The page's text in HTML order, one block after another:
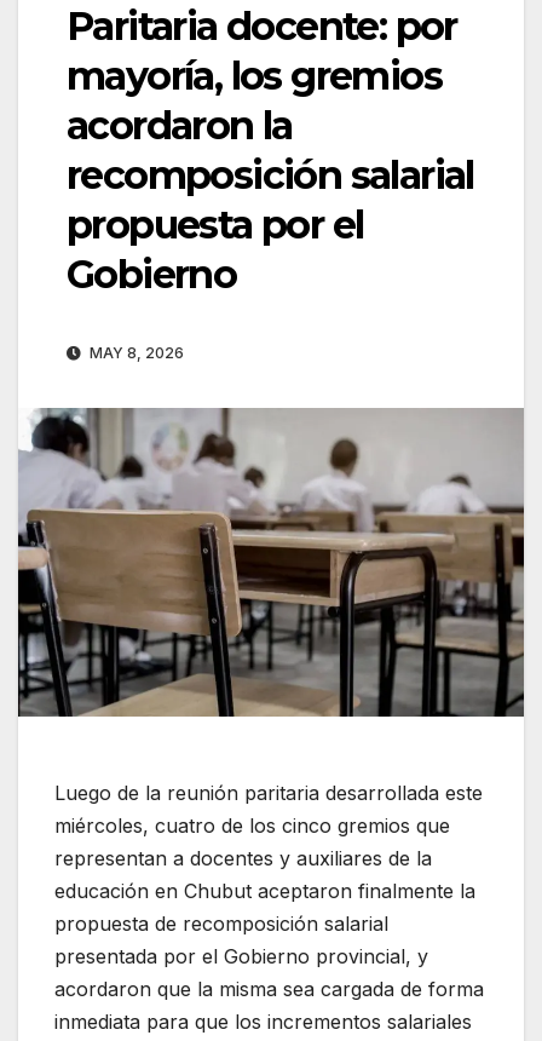
Paritaria docente: por
mayoría, los gremios
acordaron la
recomposición salarial
propuesta por el
Gobierno
MAY 8, 2026
Luego de la reunión paritaria desarrollada este
miércoles, cuatro de los cinco gremios que
representan a docentes y auxiliares de la
educación en Chubut aceptaron finalmente la
propuesta de recomposición salarial
presentada por el Gobierno provincial, y
acordaron que la misma sea cargada de forma
inmediata para que los incrementos salariales